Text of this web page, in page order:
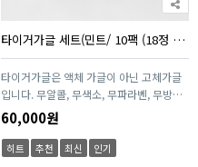
타이거가글 세트(민트/ 10팩 (18정 / 1팩)
타이거가글은 액체 가글이 아닌 고체가글
입니다. 무알콜, 무색소, 무파라벤, 무방부
제로 된 고체가글로 휴대가 용이하고 사용
이 간편하여 언제 어디서나 사용하는 고체
가글입니다. 야외활동, 사무실, 가정, 데이
60,000원
히트 추천 최신 인기